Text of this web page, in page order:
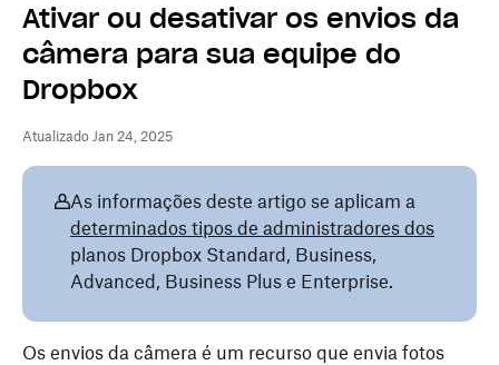
Ativar ou desativar os envios da
câmera para sua equipe do
Dropbox
Atualizado Jan 24, 2025
As informações deste artigo se aplicam a
determinados tipos de administradores dos
planos Dropbox Standard, Business,
Advanced, Business Plus e Enterprise.
Os envios da câmera é um recurso que envia fotos